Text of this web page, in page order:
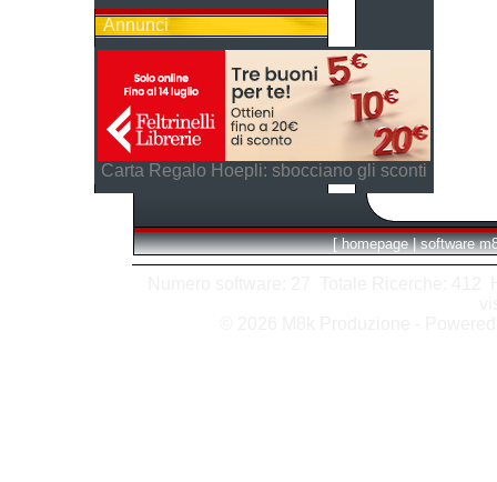
Annunci
Carta Regalo Hoepli: sbocciano gli sconti
[ homepage | software